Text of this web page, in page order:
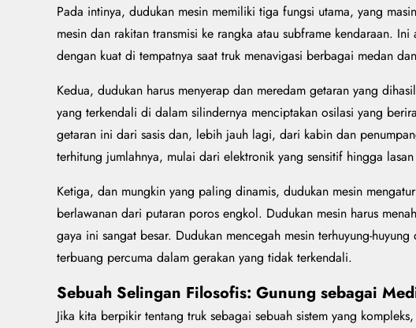
Pada intinya, dudukan mesin memiliki tiga fungsi utama, yang
mesin dan rakitan transmisi ke rangka atau subframe kendaraan.
dengan kuat di tempatnya saat truk menavigasi berbagai medan
Kedua, dudukan harus menyerap dan meredam getaran yang
yang terkendali di dalam silindernya menciptakan osilasi yang
getaran ini dari sasis dan, lebih jauh lagi, dari kabin dan
terhitung jumlahnya, mulai dari elektronik yang sensitif hingga
Ketiga, dan mungkin yang paling dinamis, dudukan mesin
berlawanan dari putaran poros engkol. Dudukan mesin harus
gaya ini sangat besar. Dudukan mencegah mesin terhuyung-
terbuang percuma dalam gerakan yang tidak terkendali.
Sebuah Selingan Filosofis: Gunung sebagai
Jika kita berpikir tentang truk sebagai sebuah sistem yang